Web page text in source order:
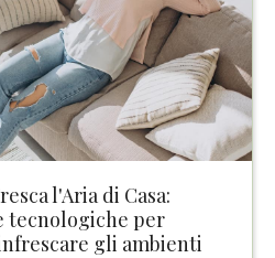
l'Aria di Casa:
tecnologiche per
gli ambienti